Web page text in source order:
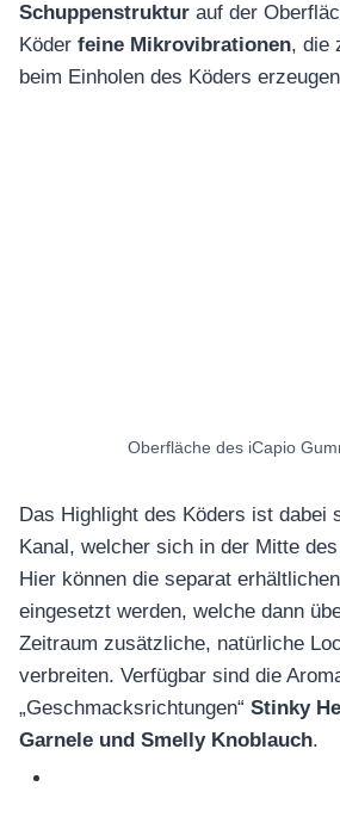
Schuppenstruktur auf der
Köder feine Mikrovibrationen, die
beim Einholen des Köders
Oberfläche des iCapio
Das Highlight des Köders ist dabei
Kanal, welcher sich in der Mitte
Hier können die separat
eingesetzt werden, welche dann
Zeitraum zusätzliche, natürliche
verbreiten. Verfügbar sind die
„Geschmacksrichtungen“ Stinky
Garnele und Smelly Knoblauch.